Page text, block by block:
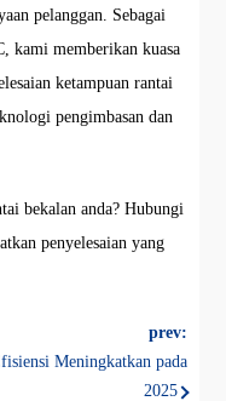
pelanggan. Sebagai
kami memberikan kuasa
ketampuan rantai
pengimbasan dan
bekalan anda? Hubungi
penyelesaian yang
prev:
Meningkatkan pada
2025